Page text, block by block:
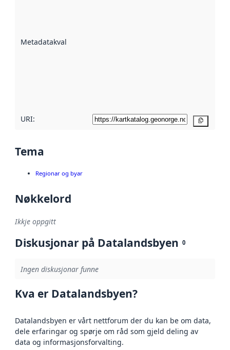
Metadatakvalitet
URI:
Tema
Regionar og byar
Nøkkelord
Ikkje oppgitt
Diskusjonar på Datalandsbyen 0
Ingen diskusjonar funne
Kva er Datalandsbyen?
Datalandsbyen er vårt nettforum der du kan be om data,
dele erfaringar og spørje om råd som gjeld deling av
data og informasjonsforvalting.